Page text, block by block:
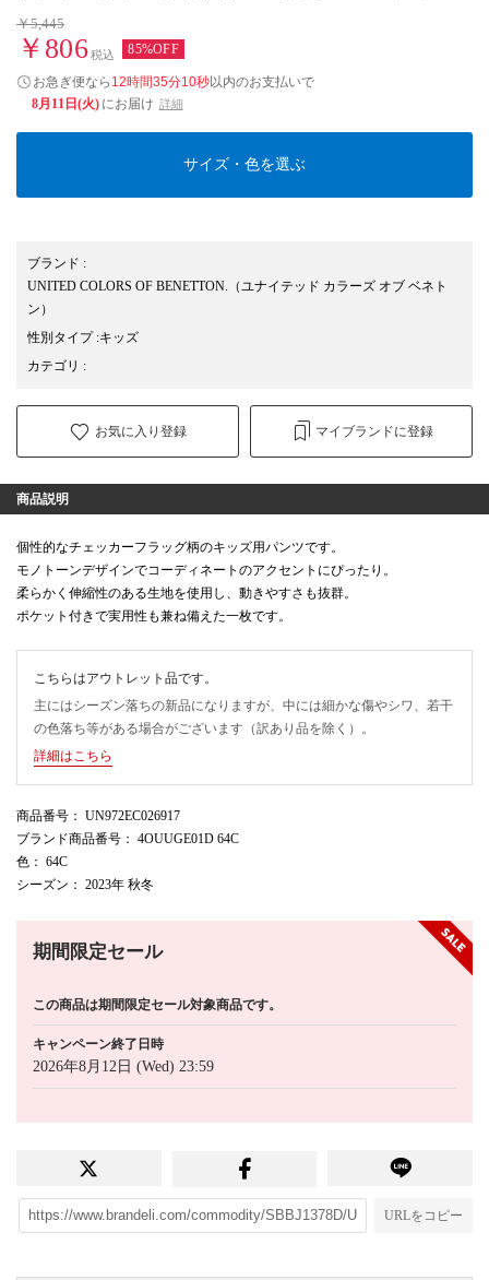
￥5,445
￥806税込 85%OFF
お急ぎ便なら 12時間35分09秒以内のお支払いで
8月11日(火) にお届け 詳細
サイズ・色を選ぶ
ブランド :
UNITED COLORS OF BENETTON.
（ユナイテッド カラーズ オブ ベネト
ン）
性別タイプ:キッズ
カテゴリ :
お気に入り登録 マイブランドに登録
商品説明
個性的なチェッカーフラッグ柄のキッズ用パンツです。
モノトーンデザインでコーディネートのアクセントにぴったり。
柔らかく伸縮性のある生地を使用し、動きやすさも抜群。
ポケット付きで実用性も兼ね備えた一枚です。
こちらはアウトレット品です。
主にはシーズン落ちの新品になりますが、中には細かな傷やシワ、若干
の色落ち等がある場合がございます（訳あり品を除く）。
詳細はこちら
商品番号 ： UN972EC026917
ブランド商品番号 ： 4OUUGE01D 64C
色 ： 64C
シーズン ： 2023年 秋冬
期間限定セール
この商品は期間限定セール対象商品です。
キャンペーン終了日時
2026年8月12日 (Wed) 23:59
URLをコピー